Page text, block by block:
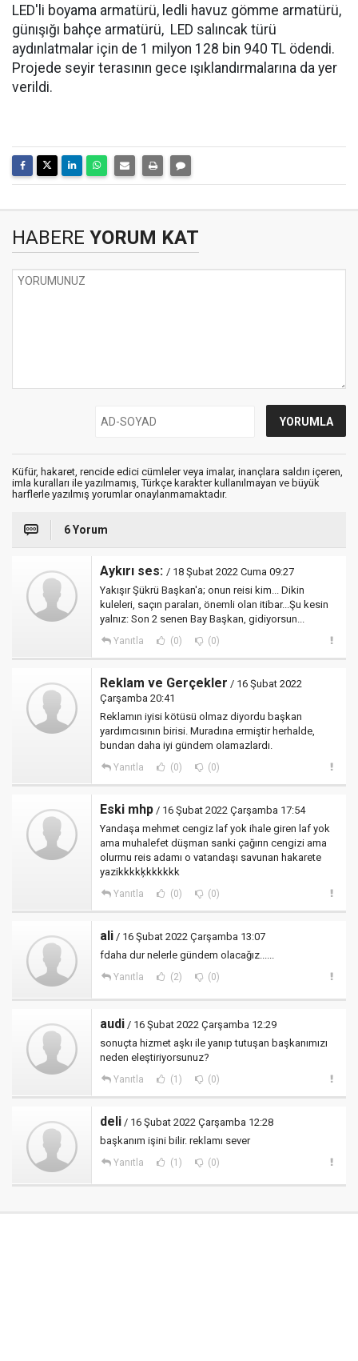
LED'li boyama armatürü, ledli havuz gömme armatürü,
günışığı bahçe armatürü, LED salıncak türü
aydınlatmalar için de 1 milyon 128 bin 940 TL ödendi.
Projede seyir terasının gece ışıklandırmalarına da yer
verildi.
HABERE YORUM KAT
Küfür, hakaret, rencide edici cümleler veya imalar, inançlara saldırı içeren,
imla kuralları ile yazılmamış, Türkçe karakter kullanılmayan ve büyük
harflerle yazılmış yorumlar onaylanmamaktadır.
6 Yorum
Aykırı ses: / 18 Şubat 2022 Cuma 09:27
Yakışır Şükrü Başkan'a; onun reisi kim... Dikin
kuleleri, saçın paraları, önemli olan itibar...Şu kesin
yalnız: Son 2 senen Bay Başkan, gidiyorsun...
Yanıtla (0) (0)
Reklam ve Gerçekler / 16 Şubat 2022
Çarşamba 20:41
Reklamın iyisi kötüsü olmaz diyordu başkan
yardımcısının birisi. Muradına ermiştir herhalde,
bundan daha iyi gündem olamazlardı.
Yanıtla (0) (0)
Eski mhp / 16 Şubat 2022 Çarşamba 17:54
Yandaşa mehmet cengiz laf yok ihale giren laf yok
ama muhalefet düşman sanki çağırın cengizi ama
olurmu reis adamı o vatandaşı savunan hakarete
yazikkkkķkkkkkk
Yanıtla (0) (0)
ali / 16 Şubat 2022 Çarşamba 13:07
fdaha dur nelerle gündem olacağız......
Yanıtla (2) (0)
audi / 16 Şubat 2022 Çarşamba 12:29
sonuçta hizmet aşkı ile yanıp tutuşan başkanımızı
neden eleştiriyorsunuz?
Yanıtla (1) (0)
deli / 16 Şubat 2022 Çarşamba 12:28
başkanım işini bilir. reklamı sever
Yanıtla (1) (0)